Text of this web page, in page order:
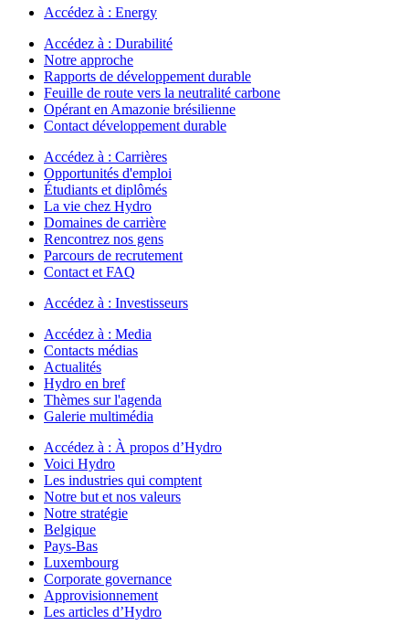
Accédez à : Energy
Accédez à : Durabilité
Notre approche
Rapports de développement durable
Feuille de route vers la neutralité carbone
Opérant en Amazonie brésilienne
Contact développement durable
Accédez à : Carrières
Opportunités d'emploi
Étudiants et diplômés
La vie chez Hydro
Domaines de carrière
Rencontrez nos gens
Parcours de recrutement
Contact et FAQ
Accédez à : Investisseurs
Accédez à : Media
Contacts médias
Actualités
Hydro en bref
Thèmes sur l'agenda
Galerie multimédia
Accédez à : À propos d’Hydro
Voici Hydro
Les industries qui comptent
Notre but et nos valeurs
Notre stratégie
Belgique
Pays-Bas
Luxembourg
Corporate governance
Approvisionnement
Les articles d’Hydro